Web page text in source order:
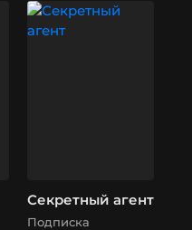
Секретный агент
Подписка